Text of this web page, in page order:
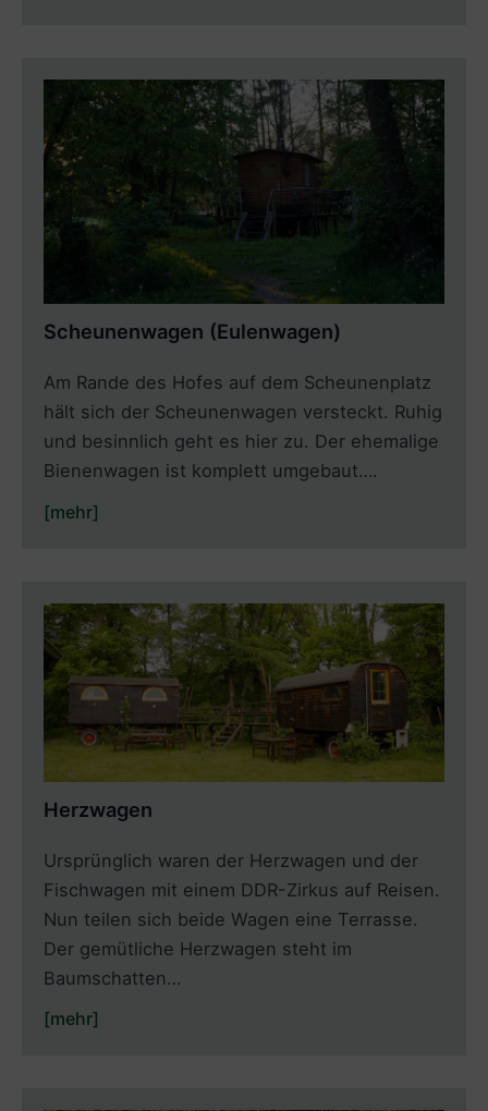
Scheunenwagen (Eulenwagen)
Am Rande des Hofes auf dem Scheunenplatz
hält sich der Scheunenwagen versteckt. Ruhig
und besinnlich geht es hier zu. Der ehemalige
Bienenwagen ist komplett umgebaut….
[mehr]
Herzwagen
Ursprünglich waren der Herzwagen und der
Fischwagen mit einem DDR-Zirkus auf Reisen.
Nun teilen sich beide Wagen eine Terrasse.
Der gemütliche Herzwagen steht im
Baumschatten…
[mehr]